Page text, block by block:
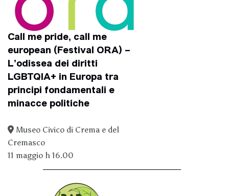
Call me pride, call me
european (Festival ORA) –
L’odissea dei diritti
LGBTQIA+ in Europa tra
principi fondamentali e
minacce politiche
Museo Civico di Crema e del
Cremasco
11 maggio h 16.00